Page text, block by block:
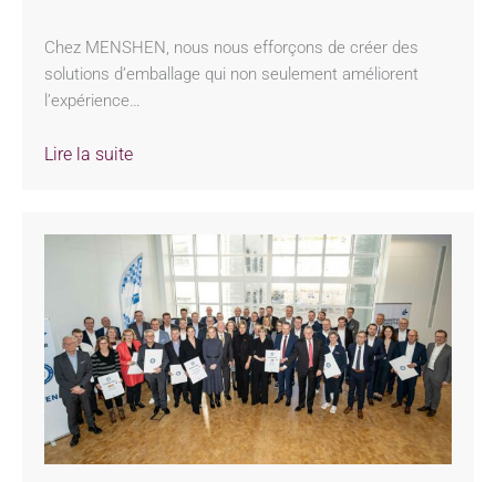
Chez MENSHEN, nous nous efforçons de créer des
solutions d’emballage qui non seulement améliorent
l’expérience…
Lire la suite